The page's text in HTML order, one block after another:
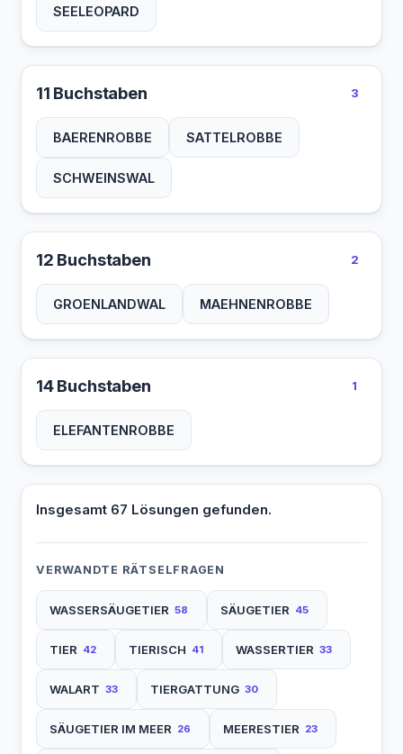
SEELEOPARD
11 Buchstaben 3
BAERENROBBE SATTELROBBE
SCHWEINSWAL
12 Buchstaben 2
GROENLANDWAL MAEHNENROBBE
14 Buchstaben 1
ELEFANTENROBBE
Insgesamt 67 Lösungen gefunden.
VERWANDTE RÄTSELFRAGEN
WASSERSÄUGETIER 58 SÄUGETIER 45
TIER 42 TIERISCH 41 WASSERTIER 33
WALART 33 TIERGATTUNG 30
SÄUGETIER IM MEER 26 MEERESTIER 23